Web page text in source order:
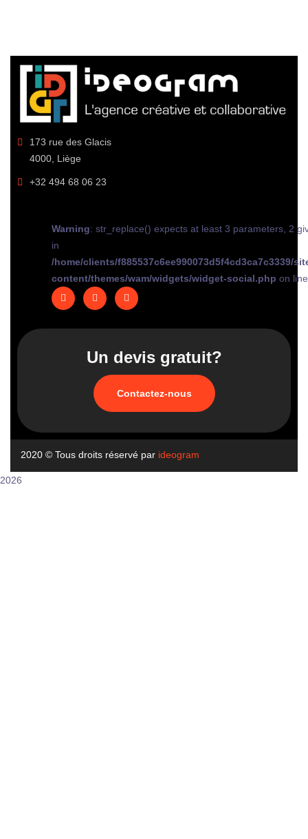
173 rue des Glacis
4000, Liège
+32 494 68 06 23
Warning: str_replace() expects at least 3 parameters, 2
in
/home/clients/f885537c6ee990073d5f4cd3ca7c3339/
content/themes/wam/widgets/widget-social.php on
Un devis gratuit?
Contactez-nous
2020 © Tous droits réservé par ideogram
2026